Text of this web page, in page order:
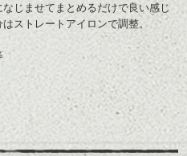
じませてまとめるだけで良い感じ
ストレートアイロンで調整。